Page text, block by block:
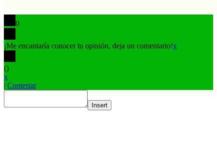
0
¡Me encantaría conocer tu opinión, deja un comentario!x
()
x
| Contestar
Insert